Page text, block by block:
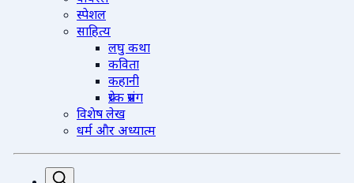
स्पेशल
साहित्य
लघु कथा
कविता
कहानी
प्रेरक प्रसंग
विशेष लेख
धर्म और अध्यात्म